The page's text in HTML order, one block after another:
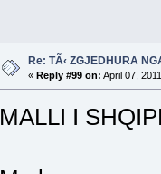
Re: TÃ‹ ZGJEDHURA
« Reply #99 on: April 07,
MALLI I